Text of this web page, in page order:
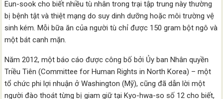
Eun-sook cho biết nhiều tù nhân trong trại tập trung này thường
bị bệnh tật và thiệt mạng do suy dinh dưỡng hoặc môi trường vệ
sinh kém. Mỗi bữa ăn của người tù chỉ được 150 gram bột ngô và
một bát canh mặn.
Năm 2012, một báo cáo được công bố bởi Ủy ban Nhân quyền
Triều Tiên (Committee for Human Rights in North Korea) – một
tổ chức phi lợi nhuận ở Washington (Mỹ), cũng đã dẫn lời một
người đào thoát từng bị giam giữ tại Kyo-hwa-so số 12 cho biết,